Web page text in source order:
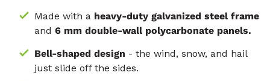
Made with a heavy-duty galvanized steel frame
and 6 mm double-wall polycarbonate panels.
Bell-shaped design - the wind, snow, and hail
just slide off the sides.